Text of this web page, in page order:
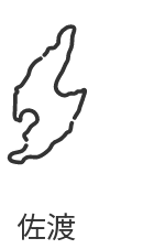
佐渡